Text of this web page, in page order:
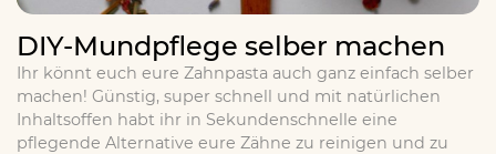
DIY-Mundpflege selber machen
Ihr könnt euch eure Zahnpasta auch ganz einfach selber
machen! Günstig, super schnell und mit natürlichen
Inhaltsoffen habt ihr in Sekundenschnelle eine
pflegende Alternative eure Zähne zu reinigen und zu